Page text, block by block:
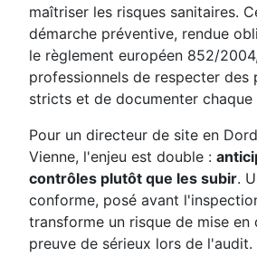
maîtriser les risques sanitaires.
démarche préventive, rendue
le règlement européen 852/
professionnels de respecter des
stricts et de documenter chaque
Pour un directeur de site en
Vienne, l'enjeu est double :
contrôles plutôt que les subir.
conforme, posé avant
transforme un risque de mise en
preuve de sérieux lors de l'audit.